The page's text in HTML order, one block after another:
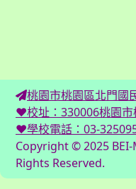
桃園市桃園區北門國
♥校址：330006桃園
♥學校電話：03-
Copyright © 2025
Rights Reserved.